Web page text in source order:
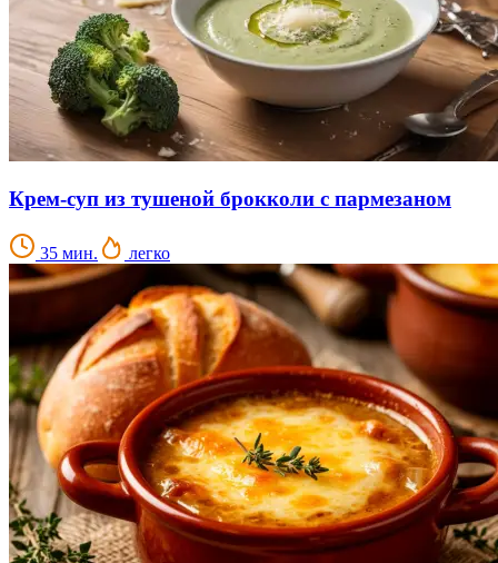
Крем-суп из тушеной брокколи с пармезаном
35 мин. легко